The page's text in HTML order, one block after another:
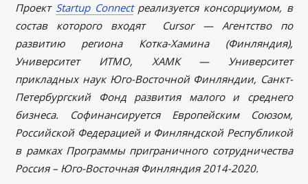
Проект Startup Connectреализуется консорциумом, в
состав которого входят Cursor — Агентство по
развитию региона Котка-Хамина (Финляндия),
Университет ИТМО, ХАМК — Университет
прикладных наук Юго-Восточной Финляндии, Санкт-
Петербургский Фонд развития малого и среднего
бизнеса. Софинансируется Европейским Союзом,
Российской Федерацией и Финляндской Республикой
в рамках Программы приграничного сотрудничества
Россия – Юго-Восточная Финляндия 2014-2020.